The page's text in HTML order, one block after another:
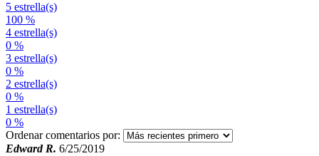
5 estrella(s)
100 %
4 estrella(s)
0 %
3 estrella(s)
0 %
2 estrella(s)
0 %
1 estrella(s)
0 %
Ordenar comentarios por:
Edward R. 6/25/2019